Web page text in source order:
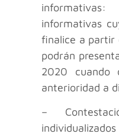
informativas
finalice a partir
podrán
2020 cuando
anterioridad a
–